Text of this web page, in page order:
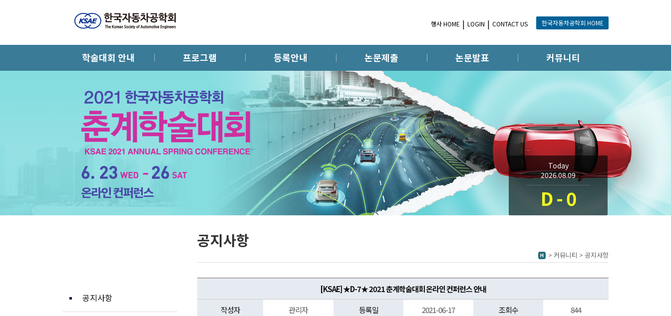
학술대회 안내 프로그램 등록안내 논문제출 논문발표 커뮤니티
행사 HOME LOGIN CONTACT US 한국자동차공학회 HOME
Today
2026.08.09
D - 0
공지사항
> 커뮤니티 > 공지사항
공지사항
[KSAE] ★D-7★ 2021 춘계학술대회 온라인 컨퍼런스 안내
작성자
관리자 등록일 2021-06-17 조회수 844